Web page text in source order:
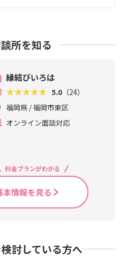
所を知る
縁結びいろは
5.0 （24）
福岡県 / 福岡市東区
オンライン面談対応
料金プランがわかる
情報を見る
討している方へ